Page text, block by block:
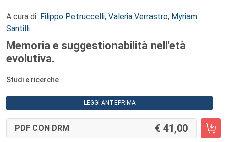
A cura di: Filippo Petruccelli, Valeria Verrastro, Myriam
Santilli
Memoria e suggestionabilità nell'età
evolutiva.
Studi e ricerche
LEGGI ANTEPRIMA
PDF CON DRM 41,00